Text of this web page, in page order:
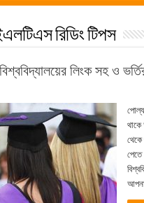
রিডিং টিপস
লিংক সহ ও
থাকে
থেকে